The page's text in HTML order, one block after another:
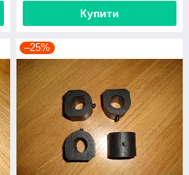
Купити
–25%